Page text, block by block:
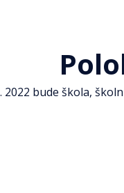
2022 bude škola,